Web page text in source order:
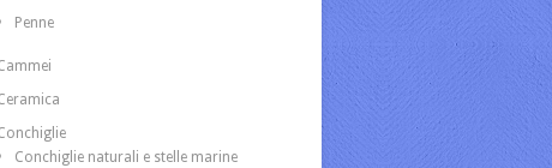
Penne
Conchiglie naturali e stelle marine